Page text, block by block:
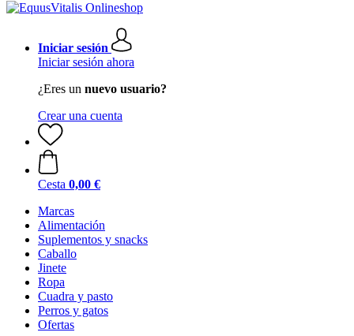
Iniciar sesión
Iniciar sesión ahora
¿Eres un nuevo usuario?
Crear una cuenta
Cesta 0,00 €
Marcas
Alimentación
Suplementos y snacks
Caballo
Jinete
Ropa
Cuadra y pasto
Perros y gatos
Ofertas